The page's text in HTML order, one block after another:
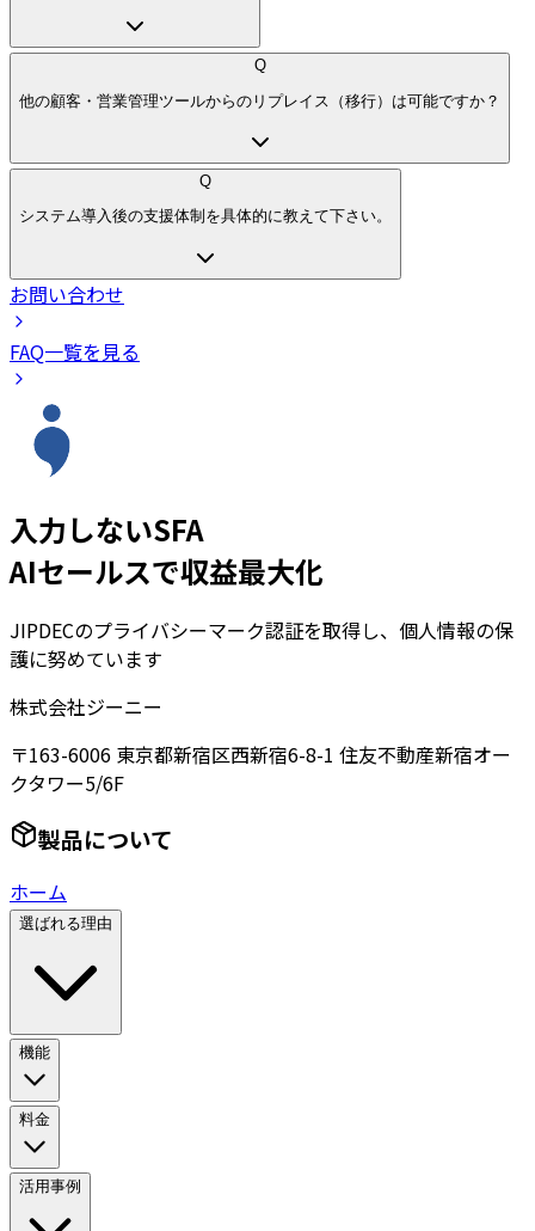
Q
他の顧客・営業管理ツールからのリプレイス（移行）は可能ですか？
Q
システム導入後の支援体制を具体的に教えて下さい。
お問い合わせ
FAQ一覧を見る
入力しないSFA
AIセールスで収益最大化
JIPDECのプライバシーマーク認証を取得し、個人情報の保
護に努めています
株式会社ジーニー
〒163-6006 東京都新宿区西新宿6-8-1 住友不動産新宿オー
クタワー5/6F
製品について
ホーム
選ばれる理由
機能
料金
活用事例